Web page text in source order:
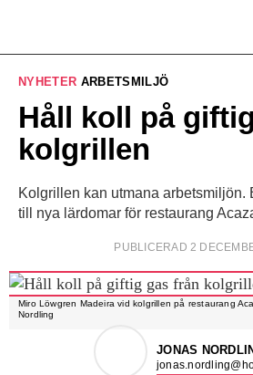
NYHETER ARBETSMILJÖ
Håll koll på
kolgrillen
Kolgrillen kan utmana arbetsmiljön.
till nya lärdomar för restaurang
PUBLICERAD 2
Miro Löwgren Madeira vid kolgrillen på restaurang
Nordling
JONAS